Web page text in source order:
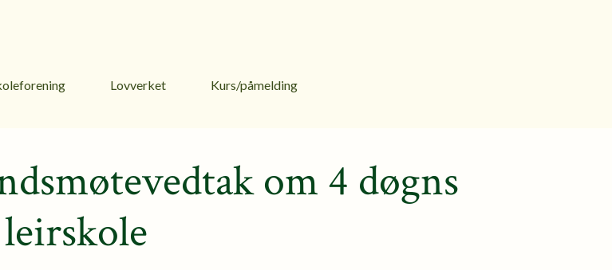
Lovverket Kurs/påmelding
om 4 døgns
leirskole